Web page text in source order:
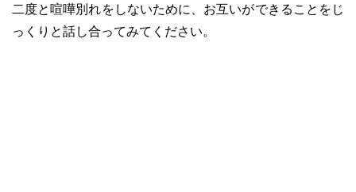
二度と喧嘩別れをしないために、お互いができることをじ
っくりと話し合ってみてください。